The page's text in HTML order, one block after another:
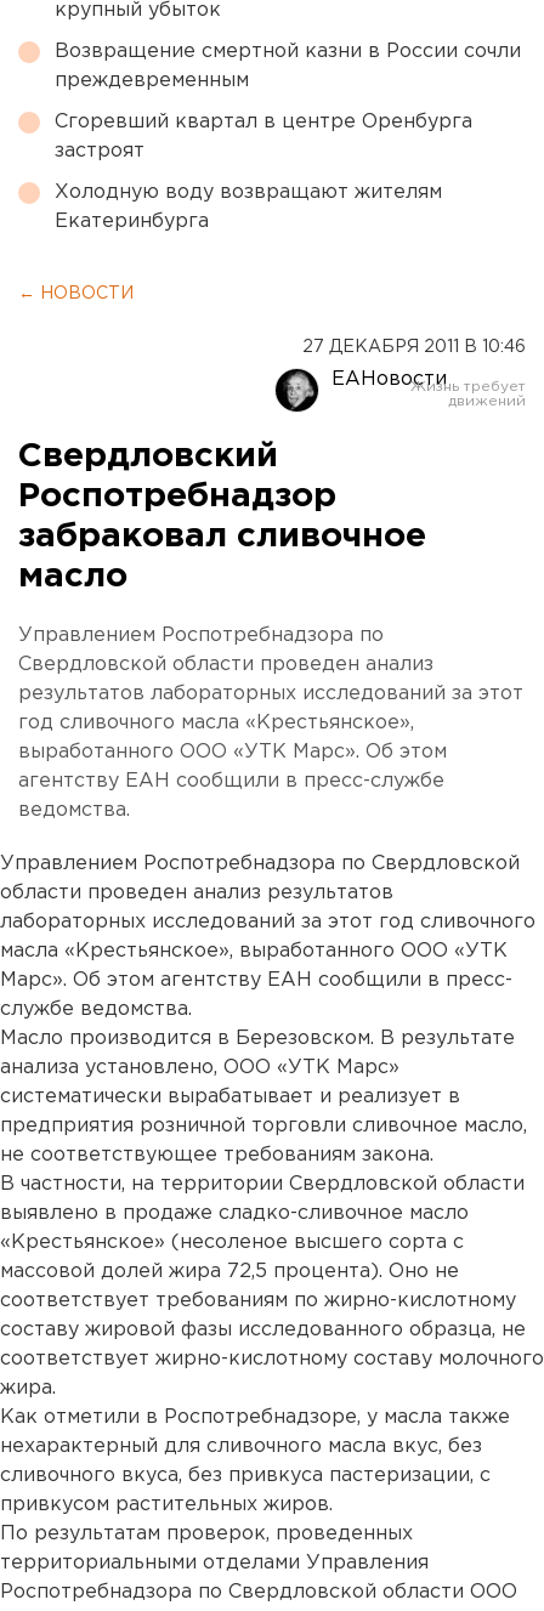
крупный убыток
Возвращение смертной казни в России сочли
преждевременным
Сгоревший квартал в центре Оренбурга
застроят
Холодную воду возвращают жителям
Екатеринбурга
← НОВОСТИ
27 ДЕКАБРЯ 2011 В 10:46
ЕАНовости
Свердловский
Роспотребнадзор
забраковал сливочное
масло
Управлением Роспотребнадзора по
Свердловской области проведен анализ
результатов лабораторных исследований за этот
год сливочного масла «Крестьянское»,
выработанного ООО «УТК Марс». Об этом
агентству ЕАН сообщили в пресс-службе
ведомства.
Управлением Роспотребнадзора по Свердловской
области проведен анализ результатов
лабораторных исследований за этот год сливочного
масла «Крестьянское», выработанного ООО «УТК
Марс». Об этом агентству ЕАН сообщили в пресс-
службе ведомства.
Масло производится в Березовском. В результате
анализа установлено, ООО «УТК Марс»
систематически вырабатывает и реализует в
предприятия розничной торговли сливочное масло,
не соответствующее требованиям закона.
В частности, на территории Свердловской области
выявлено в продаже сладко-сливочное масло
«Крестьянское» (несоленое высшего сорта с
массовой долей жира 72,5 процента). Оно не
соответствует требованиям по жирно-кислотному
составу жировой фазы исследованного образца, не
соответствует жирно-кислотному составу молочного
жира.
Как отметили в Роспотребнадзоре, у масла также
нехарактерный для сливочного масла вкус, без
сливочного вкуса, без привкуса пастеризации, с
привкусом растительных жиров.
По результатам проверок, проведенных
территориальными отделами Управления
Роспотребнадзора по Свердловской области ООО